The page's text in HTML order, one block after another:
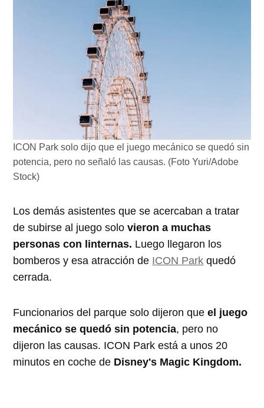
ICON Park solo dijo que el juego mecánico se quedó sin
potencia, pero no señaló las causas. (Foto Yuri/Adobe
Stock)
Los demás asistentes que se acercaban a tratar
de subirse al juego solovieron a muchas
personas con linternas. Luego llegaron los
bomberos y esa atracción de ICON Park quedó
cerrada.
Funcionarios del parque solo dijeron queel juego
mecánico se quedó sin potencia, pero no
dijeron las causas. ICON Park está a unos 20
minutos en coche de Disney's Magic Kingdom.